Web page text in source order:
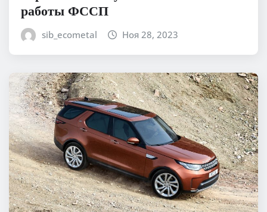
работы ФССП
sib_ecometal Ноя 28, 2023